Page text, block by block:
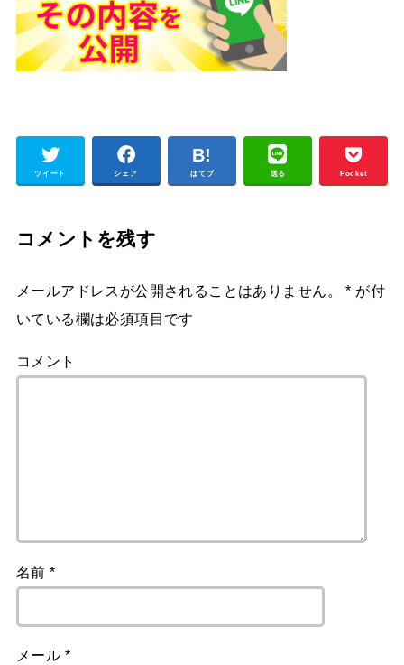
ツイート シェア はてブ 送る Pocket
コメントを残す
メールアドレスが公開されることはありません。 * が付
いている欄は必須項目です
コメント
名前*
メール *